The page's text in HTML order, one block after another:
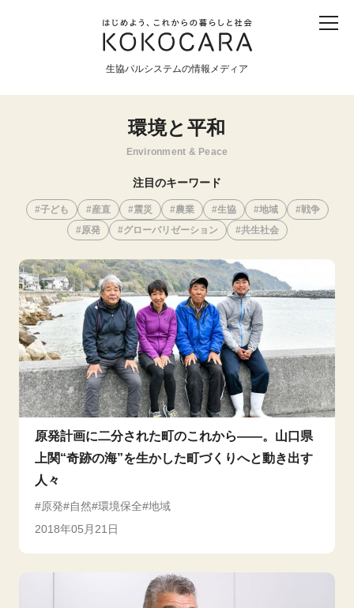
生協パルシステムの情報メディア
産直 食育 食べる 震災
環境と平和
環境と平和
Environment & Peace
注目のキーワード
子ども 産直 震災 農業 生協 地域
戦争
原発
グローバリゼーション 共生社会
原発計画に二分された町のこれから――。山口県
上関“奇跡の海”を生かした町づくりへと動き出す
人々
原発 自然 環境保全 地域
2018年05月21日